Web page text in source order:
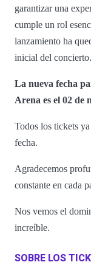
garantizar una
cumple un rol
lanzamiento ha
inicial del concierto.
La nueva fecha
Arena es el 02 de
Todos los tickets
fecha.
Agradecemos
constante en cada
Nos vemos el
increíble.
SOBRE LOS